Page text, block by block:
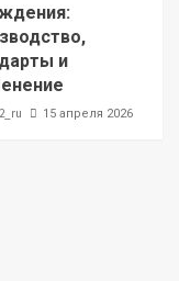
и
15 апреля 2026